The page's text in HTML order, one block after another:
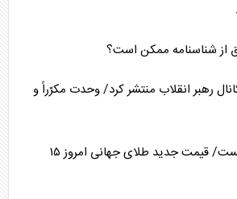
از شناسنامه ممکن است؟
رهبر انقلاب منتشر کرد/ وحدت مکرّراً و
قیمت طلا رکورد شکست/ قیمت جدید طلای جهانی امروز ۱۵